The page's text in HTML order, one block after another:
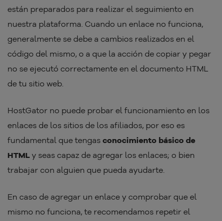
están preparados para realizar el seguimiento en
nuestra plataforma. Cuando un enlace no funciona,
generalmente se debe a cambios realizados en el
código del mismo, o a que la acción de copiar y pegar
no se ejecutó correctamente en el documento HTML
de tu sitio web.
HostGator no puede probar el funcionamiento en los
enlaces de los sitios de los afiliados, por eso es
fundamental que tengas conocimiento básico de
HTML y seas capaz de agregar los enlaces; o bien
trabajar con alguien que pueda ayudarte.
En caso de agregar un enlace y comprobar que el
mismo no funciona, te recomendamos repetir el